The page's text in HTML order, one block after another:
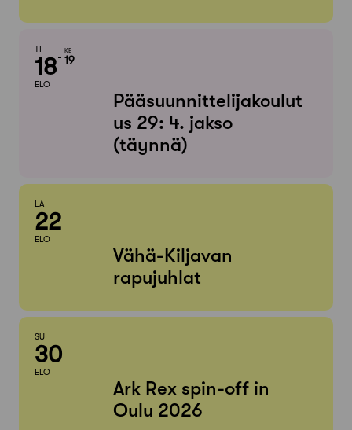
TI
18
ELO
KE
19
Pääsuunnittelijakoulut
us 29: 4. jakso
(täynnä)
LA
22
ELO
Vähä-Kiljavan
rapujuhlat
SU
30
ELO
Ark Rex spin-off in
Oulu 2026